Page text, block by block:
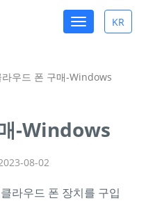
Toggle
KR
Toggle
navigation
라우드 폰 구매-Windows
-Windows
08-02
라우드 폰 장치를 구입